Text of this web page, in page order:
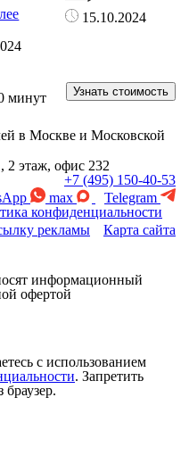
15.10.2024
минут
Узнать стоимость
в Москве и Московской
2 этаж, офис 232
+7 (495) 150-40-53
max
Telegram
конфиденциальности
рекламы
Карта сайта
информационный
офертой
с использованием
. Запретить
браузер.